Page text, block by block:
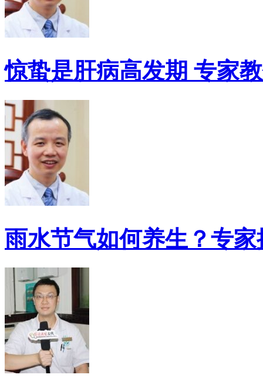
惊蛰是肝病高发期 专家
雨水节气如何养生？专